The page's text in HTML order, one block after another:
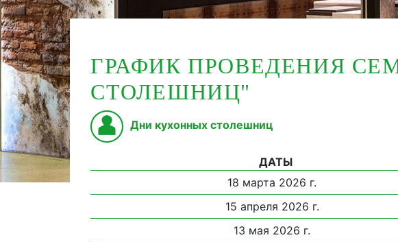
ГРАФИК ПРОВЕДЕНИЯ
СТОЛЕШНИЦ"
Дни кухонных столешниц
ДАТЫ
18 марта 2026 г.
15 апреля 2026 г.
13 мая 2026 г.